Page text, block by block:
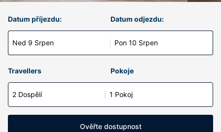
Datum příjezdu:
Ned 9 Srpen
Datum odjezdu:
Pon 10 Srpen
Travellers Pokoje
2 Dospělí 1 Pokoj
Ověřte dostupnost